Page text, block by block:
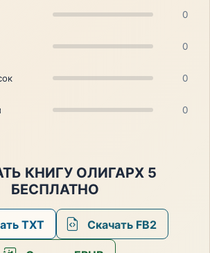
0
0
0
0
КНИГУ ОЛИГАРХ 5
БЕСПЛАТНО
TXT Скачать FB2